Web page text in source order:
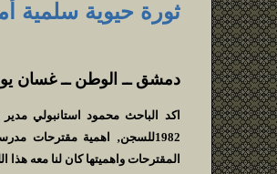
ثورة حيوية سلمية
دمشق ــ الوطن ــ غسان
1982للسجن‚ اهمية مقترحات
المقترحات واهميتها كان لنا معه هذا